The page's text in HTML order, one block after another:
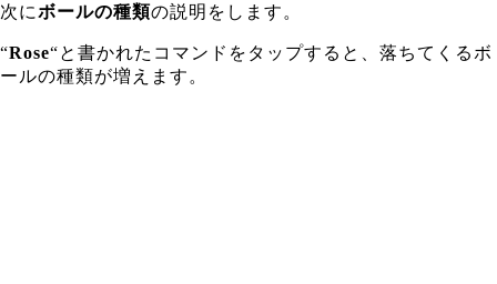
次にボールの種類の説明をします。
“Rose“と書かれたコマンドをタップすると、落ちてくるボ
ールの種類が増えます。